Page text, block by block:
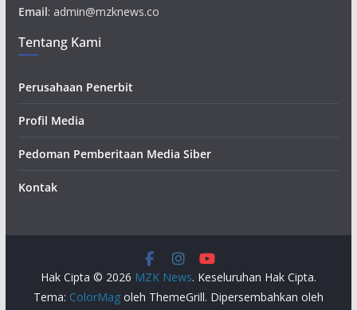
Email: admin@mzknews.co
Tentang Kami
Perusahaan Penerbit
Profil Media
Pedoman Pemberitaan Media Siber
Kontak
Hak Cipta © 2026 MZK News. Keseluruhan Hak Cipta.
Tema: ColorMagoleh ThemeGrill. Dipersembahkan oleh